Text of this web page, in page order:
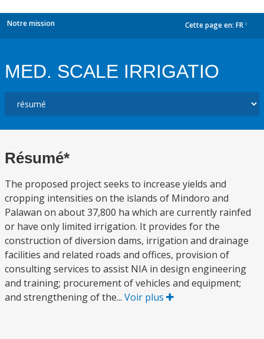
Notre mission Cette page en: FR
MED. SCALE IRRIGATIO
Résumé*
The proposed project seeks to increase yields and
cropping intensities on the islands of Mindoro and
Palawan on about 37,800 ha which are currently rainfed
or have only limited irrigation. It provides for the
construction of diversion dams, irrigation and drainage
facilities and related roads and offices, provision of
consulting services to assist NIA in design engineering
and training; procurement of vehicles and equipment;
and strengthening of the... Voir plus